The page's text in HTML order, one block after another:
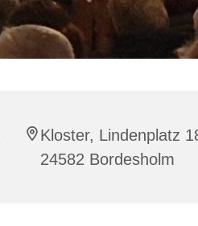
Kloster, Lindenplatz
24582 Bordesholm